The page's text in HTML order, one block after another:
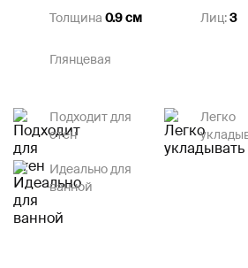
Толщина 0.9 см Лиц:3
Глянцевая
Подходит для
стен
Легко
Идеально для
ванной